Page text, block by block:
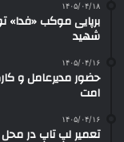
۱۴۰۵/۰۴/۱۸
برپایی موکب «فدا»
شهید
۱۴۰۵/۰۴/۱۶
حضور مدیرعامل و
امت
۱۴۰۵/۰۴/۱۶
تعمیر لپ تاپ در محل